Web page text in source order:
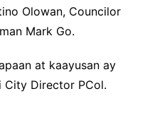
Olowan, Councilor
Mark Go.
at kaayusan ay
City Director PCol.